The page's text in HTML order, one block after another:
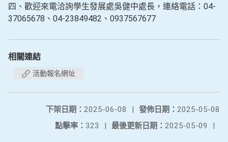
四、歡迎來電洽詢學生發展處吳健中處長，連絡電話：04-
37065678、04-23849482、0937567677
相關連結
活動報名網址
發佈日期： 2025-05-08
下架日期： 2025-06-08
|
最後更新日期： 2025-05-09 |
點擊率： 323 |